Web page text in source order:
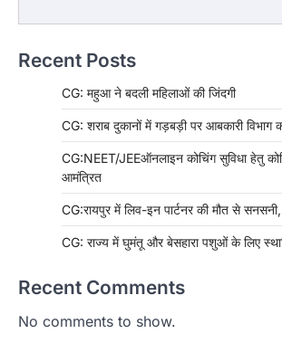
Recent Posts
CG: महुआ ने बदली महिलाओं की जिंदगी
CG: शराब दुकानों में गड़बड़ी पर आबकारी विभाग
CG:NEET/JEEऑनलाइन कोचिंग सुविधा हेतु
आमंत्रित
CG:रायपुर में लिव-इन पार्टनर की मौत से
CG: राज्य में घुमंतू और बेसहारा पशुओं के लिए
Recent Comments
No comments to show.